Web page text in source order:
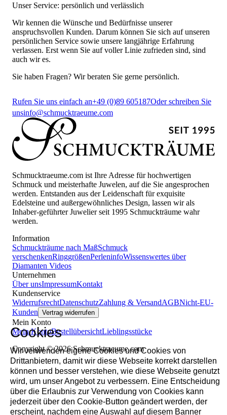
Unser Service: persönlich und verlässlich
Wir kennen die Wünsche und Bedürfnisse unserer
anspruchsvollen Kunden. Darum können Sie sich auf unseren
persönlichen Service sowie unsere langjährige Erfahrung
verlassen. Erst wenn Sie auf voller Linie zufrieden sind, sind
auch wir es.
Sie haben Fragen? Wir beraten Sie gerne persönlich.
Rufen Sie uns einfach an+49 (0)89 605187Oder schreiben Sie
unsinfo@schmucktraeume.com
Schmucktraeume.com ist Ihre Adresse für hochwertigen
Schmuck und meisterhafte Juwelen, auf die Sie angesprochen
werden. Entstanden aus der Leidenschaft für exquisite
Edelsteine und außergewöhnliches Design, lassen wir als
Inhaber-geführter Juwelier seit 1995 Schmuckträume wahr
werden.
Information
Schmuckträume nach MaßSchmuck
verschenkenRinggrößenPerleninfoWissenswertes über
Diamanten Videos
Unternehmen
Über unsImpressumKontakt
Kundenservice
WiderrufsrechtDatenschutzZahlung & VersandAGBNicht-EU-
Kunden Vertrag widerrufen
Mein Konto
Mein KontoBestellübersichtLieblingsstücke
Copyright © 2026 Schmucktraeume.com
Cookies
Wir verwenden eigene Cookies und Cookies von
Drittanbietern, damit wir diese Webseite korrekt darstellen
können und besser verstehen, wie diese Webseite genutzt
wird, um unser Angebot zu verbessern. Eine Entscheidung
über die Erlaubnis zur Verwendung von Cookies kann
jederzeit über den Cookie-Button geändert werden, der
erscheint, nachdem eine Auswahl auf diesem Banner